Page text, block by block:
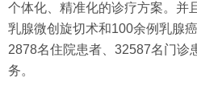
个体化、精准化的诊疗方案。并
乳腺微创旋切术和100余例乳腺
2878名住院患者、32587名门诊
务。